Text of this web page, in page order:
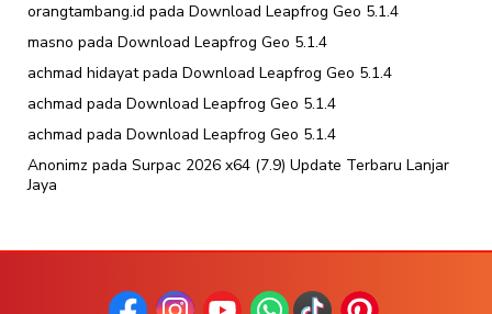
orangtambang.id pada Download Leapfrog Geo 5.1.4
masno pada Download Leapfrog Geo 5.1.4
achmad hidayatpada Download Leapfrog Geo 5.1.4
achmad pada Download Leapfrog Geo 5.1.4
achmad pada Download Leapfrog Geo 5.1.4
Anonimz pada Surpac 2026 x64 (7.9) Update Terbaru Lanjar
Jaya